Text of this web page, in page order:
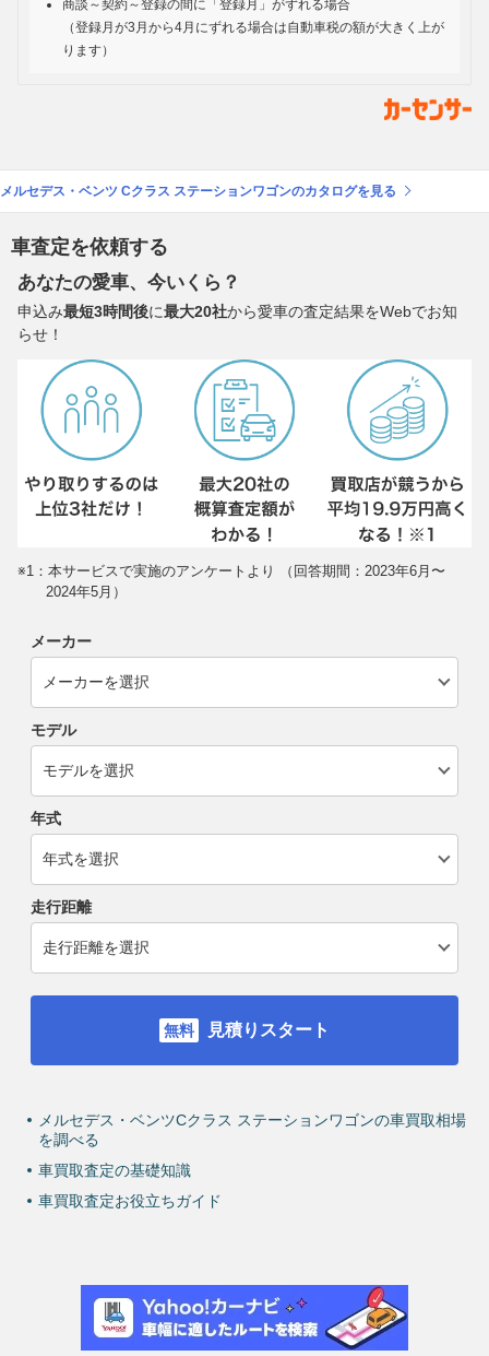
商談～契約～登録の間に「登録月」がずれる場合
（登録月が3月から4月にずれる場合は自動車税の額が大きく上が
ります）
メルセデス・ベンツ Cクラス ステーションワゴンのカタログを見る
車査定を依頼する
あなたの愛車、今いくら？
申込み最短3時間後に最大20社から愛車の査定結果をWebでお知
らせ！
※1：本サービスで実施のアンケートより （回答期間：2023年6月〜
2024年5月）
メーカー
モデル
年式
走行距離
見積りスタート
メルセデス・ベンツCクラス ステーションワゴンの車買取相場
を調べる
車買取査定の基礎知識
車買取査定お役立ちガイド